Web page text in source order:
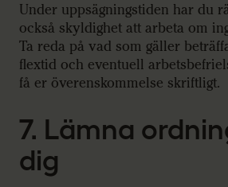
Under uppsägningstiden har du
också skyldighet att arbeta om
Ta reda på vad som gäller
flextid och eventuell
få er överenskommelse skriftligt.
7. Lämna
dig